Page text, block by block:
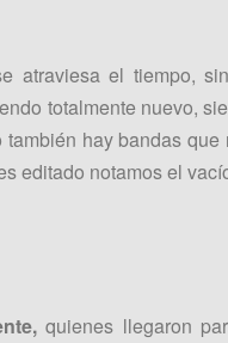
atraviesa el tiempo,
totalmente nuevo,
hay bandas
editado notamos el
quienes llegaron